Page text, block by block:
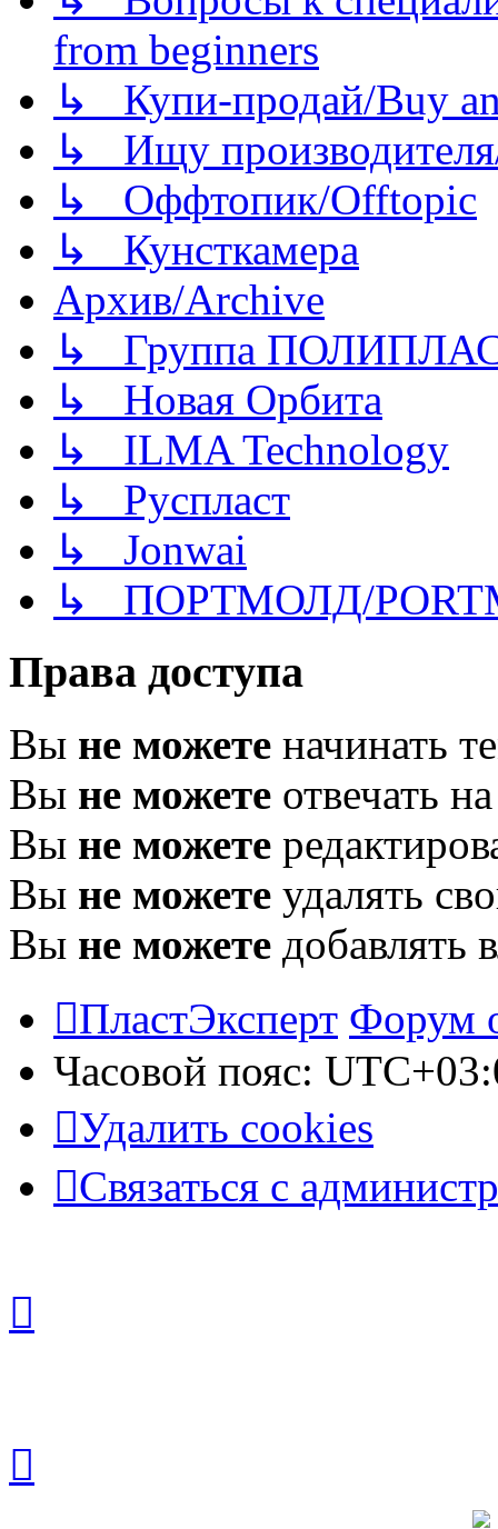
from beginners
↳ Купи-продай/Buy
↳ Ищу
↳ Оффтопик/Offtopic
↳ Кунсткамера
Архив/Archive
↳ Группа
↳ Новая Орбита
↳ ILMA Technology
↳ Руспласт
↳ Jonwai
↳ ПОРТМОЛД/
Права доступа
Вы не можете начинать
Вы не можете отвечать
Вы не можете
Вы не можете удалять
Вы не можете добавлять
ПластЭксперт Форум
Часовой пояс:
Удалить cookies
Связаться с